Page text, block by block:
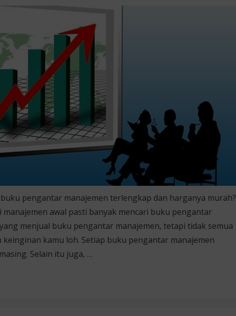
pengantar manajemen terlengkap dan harganya murah?
manajemen awal pasti banyak mencari buku pengantar
menjual buku pengantar manajemen, tetapi tidak semua
keinginan kamu loh. Setiap buku pengantar manajemen
Selain itu juga, …